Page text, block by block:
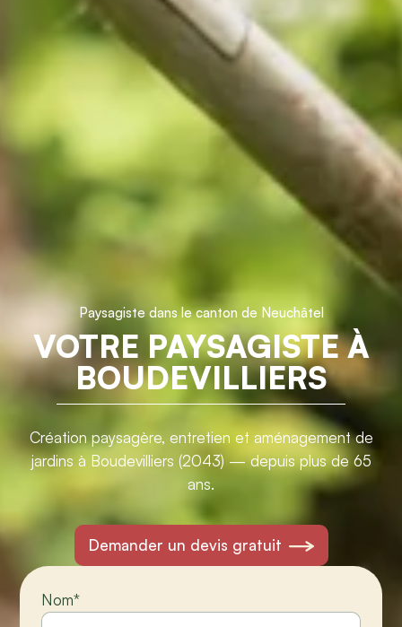
Paysagiste dans le canton de Neuchâtel
VOTRE PAYSAGISTE À
BOUDEVILLIERS
Création paysagère, entretien et aménagement de
jardins à Boudevilliers (2043) — depuis plus de 65
ans.
Demander un devis gratuit
Nom*